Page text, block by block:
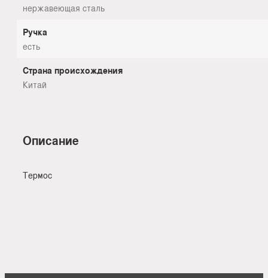
нержавеющая сталь
Ручка
есть
Страна происхождения
Китай
Описание
Термос